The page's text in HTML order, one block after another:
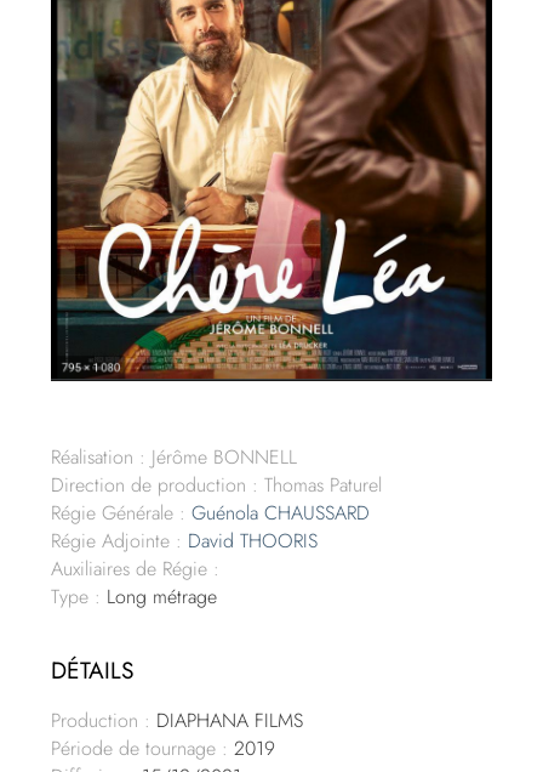
Réalisation : Jérôme BONNELL
Direction de production : Thomas Paturel
Régie Générale : Guénola CHAUSSARD
Régie Adjointe : David THOORIS
Auxiliaires de Régie :
Type : Long métrage
DÉTAILS
Production : DIAPHANA FILMS
Période de tournage : 2019